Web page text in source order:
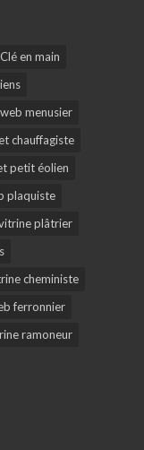
en main
menusier
chauffagiste
petit éolien
plaquiste
plâtrier
cheministe
ferronnier
ramoneur